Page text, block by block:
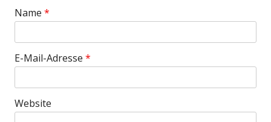
Name *
E-Mail-Adresse *
Website